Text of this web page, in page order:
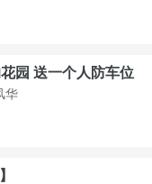
园 送一个人防车位
华